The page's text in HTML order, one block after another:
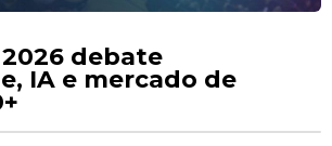
debate
IA e mercado de